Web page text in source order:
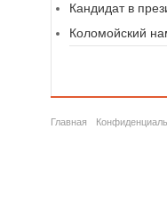
Кандидат в
Коломойский
Главная